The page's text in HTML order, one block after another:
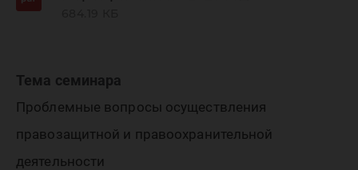
Тема семинара
Проблемные вопросы осуществления
правозащитной и правоохранительной
деятельности